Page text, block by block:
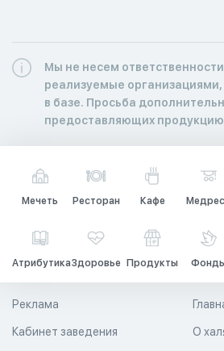
Мы не несем ответственности
реализуемые
в базе. Просьба
предоставляющих продукцию
Мечеть Ресторан Кафе
АтрибутикаЗдоровье Продукты
О
Реклама
Кабинет заведения